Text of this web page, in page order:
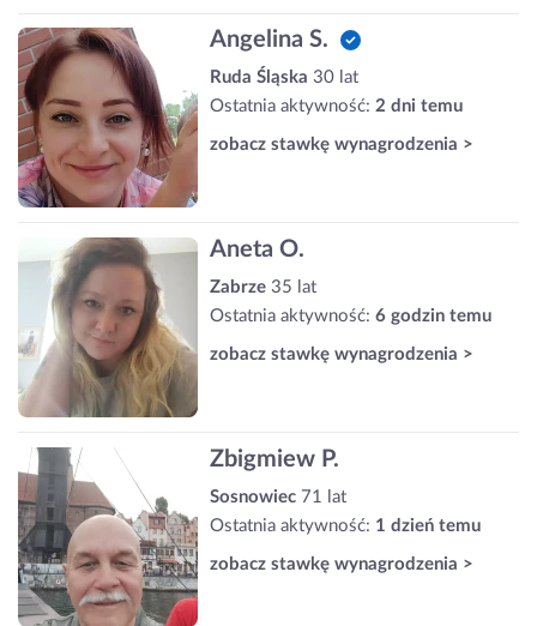
Angelina S.
Ruda Śląska 30 lat
Ostatnia aktywność: 2 dni temu
zobacz stawkę wynagrodzenia >
Aneta O.
Zabrze 35 lat
Ostatnia aktywność: 6 godzin temu
zobacz stawkę wynagrodzenia >
Zbigmiew P.
Sosnowiec 71 lat
Ostatnia aktywność: 1 dzień temu
zobacz stawkę wynagrodzenia >